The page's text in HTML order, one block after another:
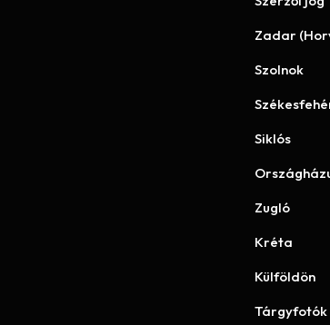
Zadar
Szolnok
Siklós
Zugló
Kréta
Külföldön
Tárgyfotók